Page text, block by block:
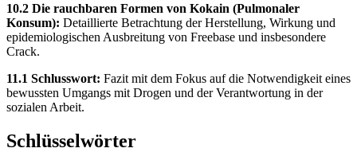
10.2 Die rauchbaren Formen von Kokain (Pulmonaler
Konsum): Detaillierte Betrachtung der Herstellung, Wirkung und
epidemiologischen Ausbreitung von Freebase und insbesondere
Crack.
11.1 Schlusswort: Fazit mit dem Fokus auf die Notwendigkeit eines
bewussten Umgangs mit Drogen und der Verantwortung in der
sozialen Arbeit.
Schlüsselwörter